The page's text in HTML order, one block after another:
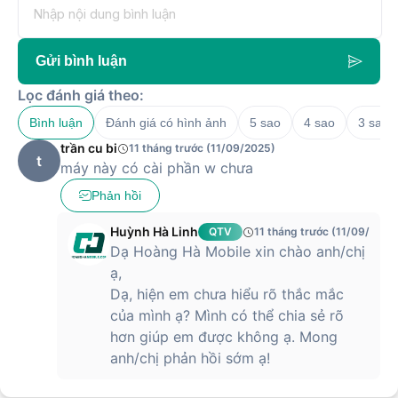
Số lượng màn hình
Đồ họa và Âm thanh
Card on-board
Card tích hợp - Intel Iris Xe
Cổng kết nối và tính năng mở rộng
Các cổng giao tiếp
1 x USB Type-C
2 x USB Type-A
1 x AC smart pin
1 x headphone/
Kết nối không dây
Bluetooth 5.3
RealTek Wi-Fi 6 (2x2)
Windows 11 Home
Kích thước và trọng lượng
1.59 kg
Gửi bình luận
Lọc đánh giá theo:
Bình luận Đánh giá có hình ảnh 5 sao 4 sao 3 sao
t
trần cu bi 11 tháng trước (11/09/2025)
máy này có cài phần w chưa
Phản hồi
Huỳnh Hà Linh QTV 11 tháng trước (11/09/
Dạ Hoàng Hà Mobile xin chào anh/chị
ạ,
Dạ, hiện em chưa hiểu rõ thắc mắc
của mình ạ? Mình có thể chia sẻ rõ
hơn giúp em được không ạ. Mong
anh/chị phản hồi sớm ạ!